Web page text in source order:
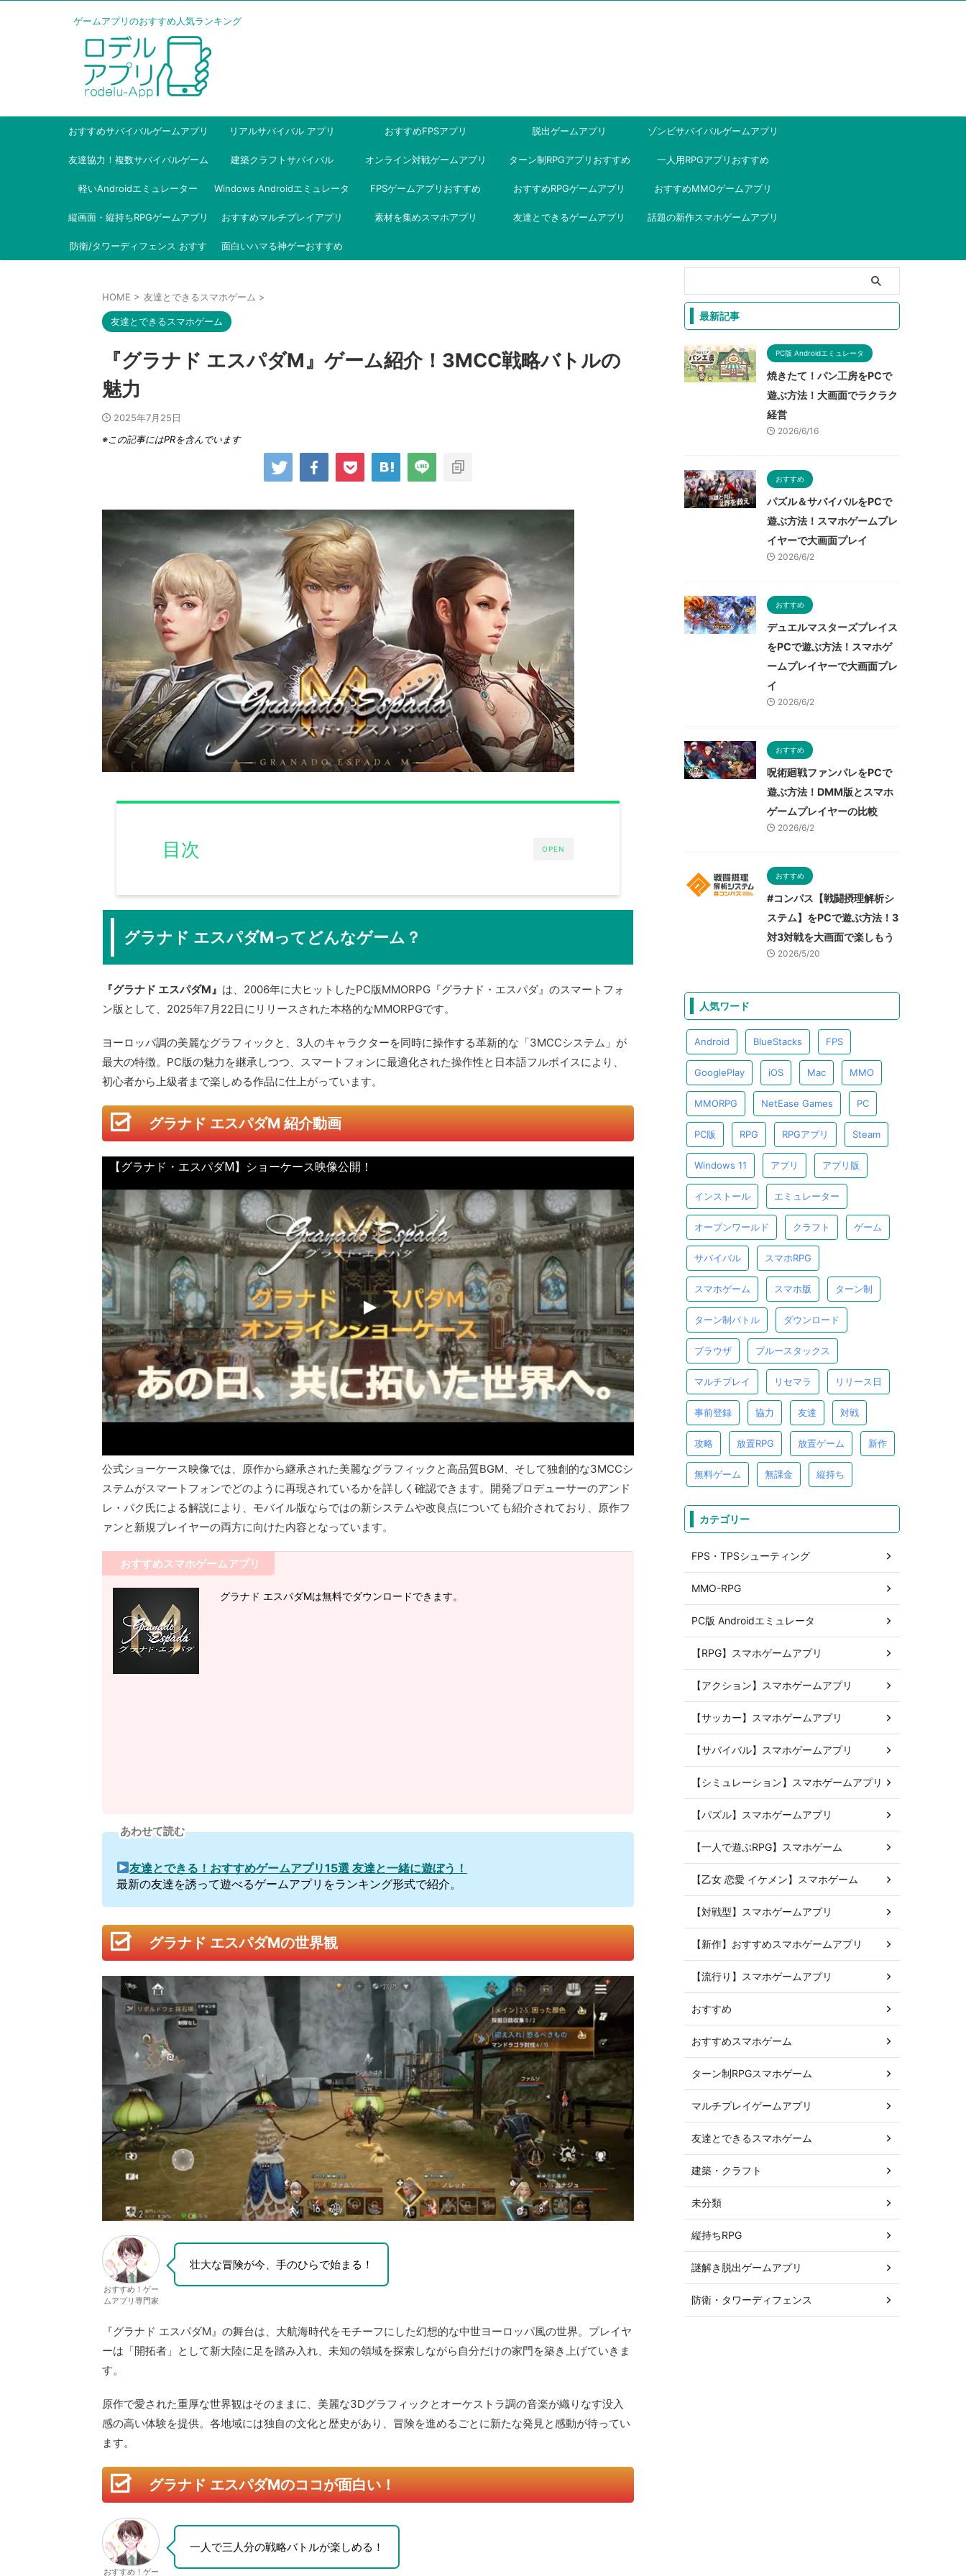
ゲームアプリのおすすめ人気ランキング
おすすめサバイバルゲームアプリ リアルサバイバル アプリ おすすめFPSアプリ 脱出ゲームアプリ ゾンビサバイバルゲームアプリ
友達協力！複数サバイバルゲーム
アプリ
建築クラフトサバイバル オンライン対戦ゲームアプリ ターン制RPGアプリおすすめ 一人用RPGアプリおすすめ
軽いAndroidエミュレーター Windows Androidエミュレータ
ー
FPSゲームアプリおすすめ おすすめRPGゲームアプリ おすすめMMOゲームアプリ
縦画面・縦持ちRPGゲームアプリ おすすめマルチプレイアプリ 素材を集めスマホアプリ 友達とできるゲームアプリ 話題の新作スマホゲームアプリ
防衛/タワーディフェンス おすす 面白いハマる神ゲーおすすめ
HOME > 友達とできるスマホゲーム >
友達とできるスマホゲーム
『グラナド エスパダM』ゲーム紹介！3MCC戦略バトルの
魅力
2025年7月25日
※この記事にはPRを含んでいます
OPEN
目次
グラナド エスパダMってどんなゲーム？
『グラナド エスパダM』 は、2006年に大ヒットしたPC版MMORPG『グラナド・エスパダ』のスマートフォ
ン版として、2025年7月22日にリリースされた本格的なMMORPGです。
ヨーロッパ調の美麗なグラフィックと、3人のキャラクターを同時に操作する革新的な「3MCCシステム」が
最大の特徴。PC版の魅力を継承しつつ、スマートフォンに最適化された操作性と日本語フルボイスにより、
初心者から上級者まで楽しめる作品に仕上がっています。
グラナド エスパダM 紹介動画
【グラナド・エスパダM】ショーケース映像公開！
公式ショーケース映像では、原作から継承された美麗なグラフィックと高品質BGM、そして独創的な3MCCシ
ステムがスマートフォンでどのように再現されているかを詳しく確認できます。開発プロデューサーのアンド
レ・パク氏による解説により、モバイル版ならではの新システムや改良点についても紹介されており、原作フ
ァンと新規プレイヤーの両方に向けた内容となっています。
おすすめスマホゲームアプリ
グラナド エスパダMは無料でダウンロードできます。
グラナド エスパダMの世界観
おすすめ！ゲー
ムアプリ専門家
壮大な冒険が今、手のひらで始まる！
『グラナド エスパダM』の舞台は、大航海時代をモチーフにした幻想的な中世ヨーロッパ風の世界。プレイヤ
ーは「開拓者」として新大陸に足を踏み入れ、未知の領域を探索しながら自分だけの家門を築き上げていきま
す。
原作で愛された重厚な世界観はそのままに、美麗な3Dグラフィックとオーケストラ調の音楽が織りなす没入
感の高い体験を提供。各地域には独自の文化と歴史があり、冒険を進めるごとに新たな発見と感動が待ってい
グラナド エスパダMのココが面白い！
おすすめ！ゲー
ムアプリ専門家
一人で三人分の戦略バトルが楽しめる！
何といっても『グラナド エスパダM』最大の魅力は、
3人のキャラクターを同時に操作する「3MCCシステ
ム」です。アタッカー、ディフェンダー、ヒーラーなど異なる役割のキャラクターを組み合わせることで、一
人でも本格的なパーティプレイを楽しむことができます。
最新記事
PC版 Androidエミュレータ
焼きたて！パン工房をPCで
遊ぶ方法！大画面でラクラク
経営
2026/6/16
おすすめ
パズル＆サバイバルをPCで
遊ぶ方法！スマホゲームプレ
イヤーで大画面プレイ
2026/6/2
おすすめ
デュエルマスターズプレイス
をPCで遊ぶ方法！スマホゲ
ームプレイヤーで大画面プレ
イ
2026/6/2
おすすめ
呪術廻戦ファンパレをPCで
遊ぶ方法！DMM版とスマホ
ゲームプレイヤーの比較
2026/6/2
おすすめ
#コンパス【戦闘摂理解析シ
ステム】をPCで遊ぶ方法！3
対3対戦を大画面で楽しもう
2026/5/20
人気ワード
Android BlueStacks FPS
GooglePlay iOS Mac MMO
MMORPG NetEase Games PC
PC版 RPG RPGアプリ Steam
Windows 11 アプリ アプリ版
インストール エミュレーター
オープンワールド クラフト ゲーム
サバイバル スマホRPG
スマホゲーム スマホ版 ターン制
ターン制バトル ダウンロード
ブラウザ ブルースタックス
マルチプレイ リセマラ リリース日
事前登録 協力 友達 対戦
攻略 放置RPG 放置ゲーム 新作
無料ゲーム 無課金 縦持ち
カテゴリー
FPS・TPSシューティング
MMO-RPG
PC版 Androidエミュレータ
【RPG】スマホゲームアプリ
【アクション】スマホゲームアプリ
【サッカー】スマホゲームアプリ
【サバイバル】スマホゲームアプリ
【シミュレーション】スマホゲームアプリ
【パズル】スマホゲームアプリ
【一人で遊ぶRPG】スマホゲーム
【乙女 恋愛 イケメン】スマホゲーム
【対戦型】スマホゲームアプリ
【新作】おすすめスマホゲームアプリ
【流行り】スマホゲームアプリ
おすすめ
おすすめスマホゲーム
ターン制RPGスマホゲーム
マルチプレイゲームアプリ
友達とできるスマホゲーム
建築・クラフト
未分類
縦持ちRPG
謎解き脱出ゲームアプリ
防衛・タワーディフェンス